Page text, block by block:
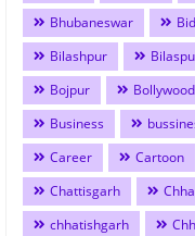
Bhubaneswar
Bilashpur
Bojpur
Bollywood
Business
Career
Cartoon
Chattisgarh
chhatishgarh